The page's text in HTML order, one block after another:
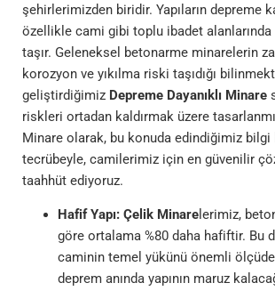
şehirlerimizden biridir. Yapıların depreme
özellikle cami gibi toplu ibadet
taşır. Geleneksel betonarme minarelerin
korozyon ve yıkılma riski taşıdığı
geliştirdiğimiz Depreme Dayanıklı Minare
riskleri ortadan kaldırmak üzere
Minare olarak, bu konuda edindiğimiz
tecrübeyle, camilerimiz için en güvenilir
taahhüt ediyoruz.
Hafif Yapı: Çelik Minare lerimiz,
göre ortalama %80 daha hafiftir. Bu
caminin temel yükünü önemli
deprem anında yapının maruz